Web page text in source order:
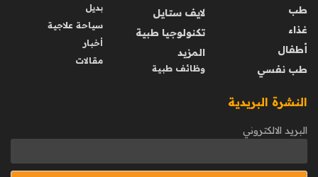
طب
غذاء
أطفال
طب نفسي
لايف ستايل
تكنولوجيا طبية
المزيد
وظائف طبية
بديل
سياحة علاجية
أخبار
مقالات
النشرة البريدية
البريد الالكتروني